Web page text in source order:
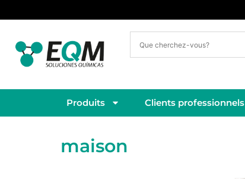
Livraison sous 3 à 5 jours ouvrés
Produits Clients professionnels
maison